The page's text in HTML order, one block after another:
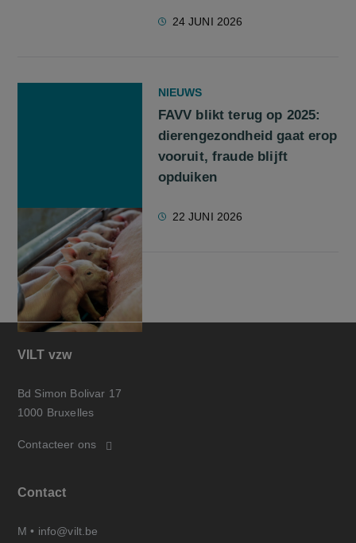
24 JUNI 2026
NIEUWS
FAVV blikt terug op 2025:
dierengezondheid gaat erop
vooruit, fraude blijft
opduiken
22 JUNI 2026
VILT vzw
Bd Simon Bolivar 17
1000 Bruxelles
Contacteer ons
Contact
M • info@vilt.be